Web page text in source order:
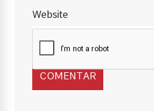
Website